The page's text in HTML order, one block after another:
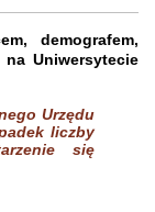
demografem,
Uniwersytecie
Urzędu
liczby
się